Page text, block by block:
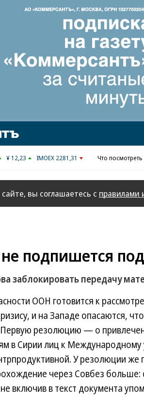
¥ 12,23 IMOEX 2281,31 Что посмотреть
вы соглашаетесь с правилами
не подпишется
заблокировать передачу
ООН готовится к
и на Западе опасаются,
резолюцию — о
в Сирии лиц к
У резолюции же
через Совбез
включив в текст документа